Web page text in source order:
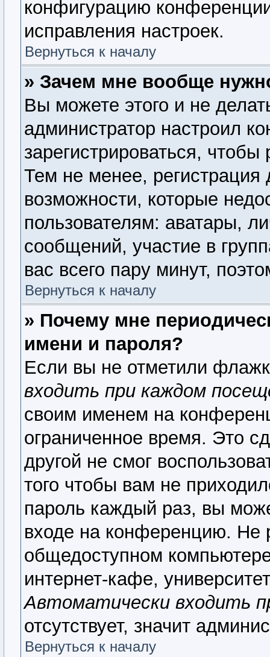
конфигурацию
исправления настроек.
Вернуться к началу
» Зачем мне вообще
Вы можете этого и не
администратор настроил
зарегистрироваться,
Тем не менее,
возможности, которые
пользователям: аватары,
сообщений, участие в
вас всего пару минут,
Вернуться к началу
» Почему мне
имени и пароля?
Если вы не отметили
входить при каждом
своим именем на
ограниченное время. Это
другой не смог
того чтобы вам не
пароль каждый раз, вы
входе на конференцию. Не
общедоступном
интернет-кафе,
Автоматически входить
отсутствует, значит
Вернуться к началу